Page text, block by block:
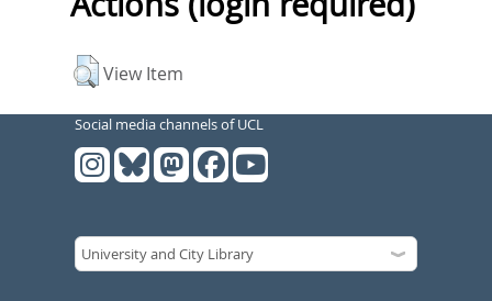
View Item
Social media channels of UCL